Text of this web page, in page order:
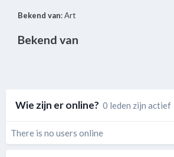
Bekend van: Art
Bekend van
Wie zijn er online? 0 leden zijn actief
There is no users online